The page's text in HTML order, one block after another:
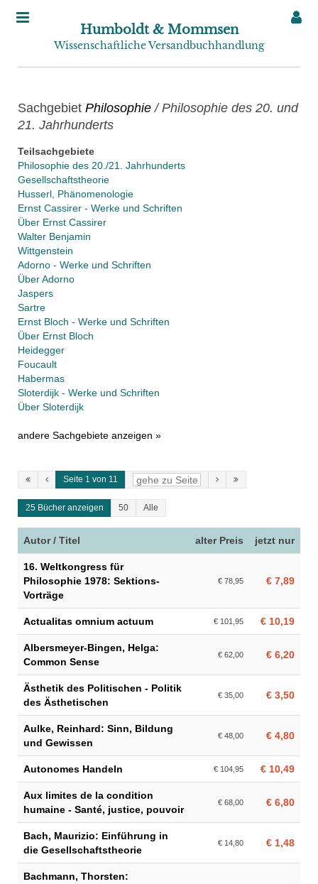
Humboldt & Mommsen
Wissenschaftliche Versandbuchhandlung
Sachgebiet Philosophie / Philosophie des 20. und
21. Jahrhunderts
Teilsachgebiete
Philosophie des 20./21. Jahrhunderts
Gesellschaftstheorie
Husserl, Phänomenologie
Ernst Cassirer - Werke und Schriften
Über Ernst Cassirer
Walter Benjamin
Wittgenstein
Adorno - Werke und Schriften
Über Adorno
Jaspers
Sartre
Ernst Bloch - Werke und Schriften
Über Ernst Bloch
Heidegger
Foucault
Habermas
Sloterdijk - Werke und Schriften
Über Sloterdijk
andere Sachgebiete anzeigen »
Seite 1 von 11
25 Bücher anzeigen 50 Alle
Autor / Titel alter Preis jetzt nur
16. Weltkongress für
Philosophie 1978: Sektions-
Vorträge
€ 78,95 € 7,89
Actualitas omnium actuum € 101,95 € 10,19
Albersmeyer-Bingen, Helga:
Common Sense
€ 62,00 € 6,20
Ästhetik des Politischen - Politik
des Ästhetischen
€ 35,00 € 3,50
Aulke, Reinhard: Sinn, Bildung
und Gewissen
€ 48,00 € 4,80
Autonomes Handeln € 104,95 € 10,49
Aux limites de la condition
humaine - Santé, justice, pouvoir
€ 68,00 € 6,80
Bach, Maurizio: Einführung in
die Gesellschaftstheorie
€ 14,80 € 1,48
Bachmann, Thorsten: